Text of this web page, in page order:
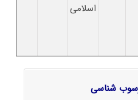
اسلامی
شناسی